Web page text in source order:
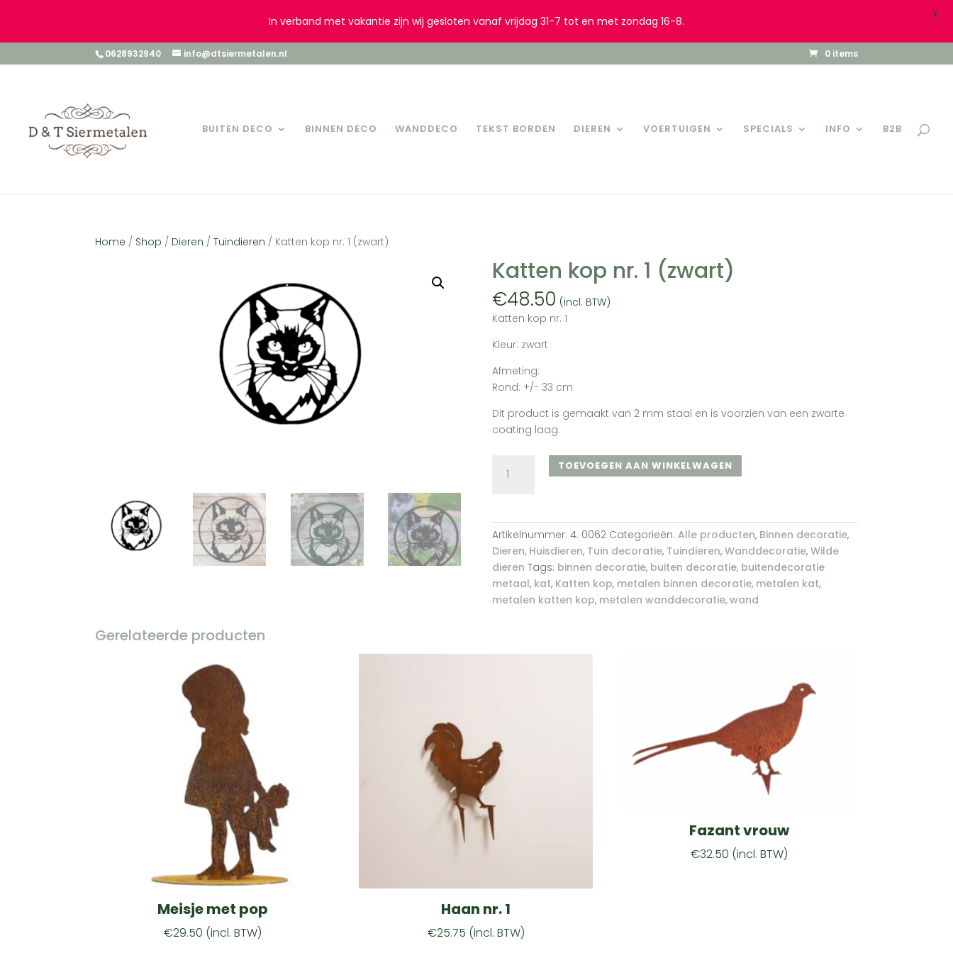
0628932940 info@dtsiermetalen.nl 0 items
BUITEN DECO BINNEN DECO WANDDECO TEKST BORDEN DIEREN VOERTUIGEN SPECIALS INFO B2B
Home / Shop / Dieren /Tuindieren / Katten kop nr. 1 (zwart)
Katten kop nr. 1 (zwart)
€48.50 (incl. BTW)
Katten kop nr. 1
Kleur: zwart
Afmeting:
Rond: +/- 33 cm
Dit product is gemaakt van 2 mm staal en is voorzien van een zwarte
coating laag.
kop
(zwart)
aantal
TOEVOEGEN AAN WINKELWAGEN
Artikelnummer: 4. 0062 Categorieën: Alle producten, Binnen decoratie,
Dieren, Huisdieren, Tuin decoratie, Tuindieren, Wanddecoratie, Wilde
dieren Tags: binnen decoratie, buiten decoratie, buitendecoratie
metaal, kat, Katten kop, metalen binnen decoratie, metalen kat,
metalen katten kop, metalen wanddecoratie, wand
Gerelateerde producten
Meisje met pop
€29.50 (incl. BTW)
Haan nr. 1
€25.75 (incl. BTW)
Fazant vrouw
€32.50 (incl. BTW)
In verband met vakantie zijn wij gesloten vanaf vrijdag 31-7 tot en met zondag 16-8. X